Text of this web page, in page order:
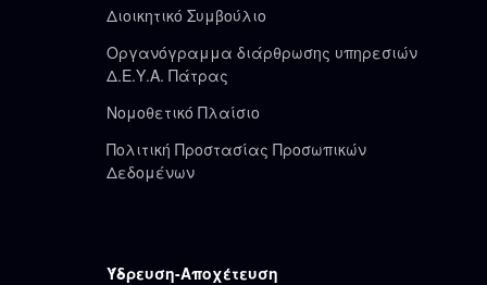
Διοικητικό Συμβούλιο
Οργανόγραμμα διάρθρωσης υπηρεσιών
Δ.Ε.Υ.Α. Πάτρας
Νομοθετικό Πλαίσιο
Πολιτική Προστασίας Προσωπικών
Δεδομένων
Ύδρευση-Αποχέτευση